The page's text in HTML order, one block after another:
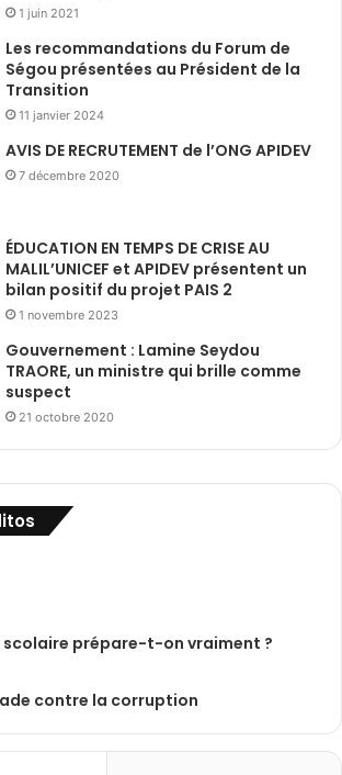
1 juin 2021
Les recommandations du Forum de
Ségou présentées au Président de la
Transition
11 janvier 2024
AVIS DE RECRUTEMENT de l’ONG APIDEV
7 décembre 2020
ÉDUCATION EN TEMPS DE CRISE AU
MALIL’UNICEF et APIDEV présentent un
bilan positif du projet PAIS 2
1 novembre 2023
Gouvernement : Lamine Seydou
TRAORE, un ministre qui brille comme
suspect
21 octobre 2020
scolaire prépare-t-on vraiment ?
contre la corruption